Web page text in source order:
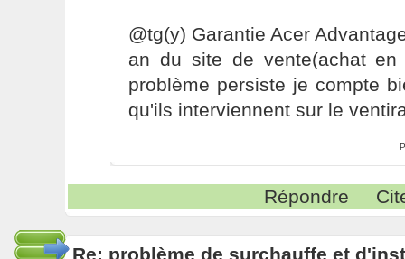
@tg(y) Garantie Acer
an du site de vente(achat
problème persiste je compte
qu'ils interviennent sur le
Répondre
Re: problème de surchauffe et